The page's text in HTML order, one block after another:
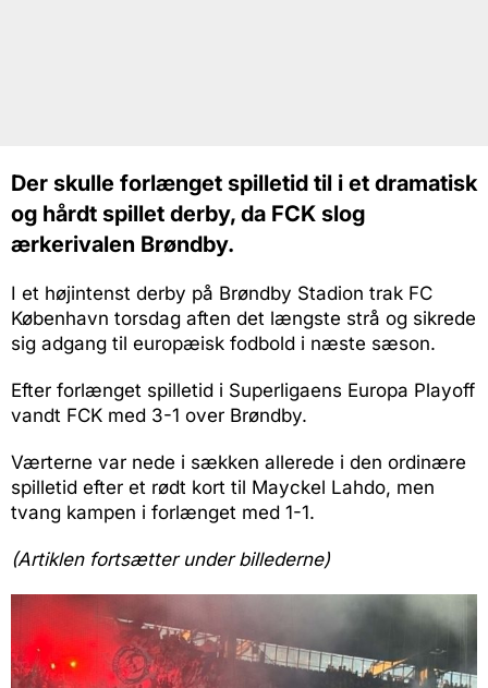
Der skulle forlænget spilletid til i et dramatisk
og hårdt spillet derby, da FCK slog
ærkerivalen Brøndby.
I et højintenst derby på Brøndby Stadion trak FC
København torsdag aften det længste strå og sikrede
sig adgang til europæisk fodbold i næste sæson.
Efter forlænget spilletid i Superligaens Europa Playoff
vandt FCK med 3-1 over Brøndby.
Værterne var nede i sækken allerede i den ordinære
spilletid efter et rødt kort til Mayckel Lahdo, men
tvang kampen i forlænget med 1-1.
(Artiklen fortsætter under billederne)